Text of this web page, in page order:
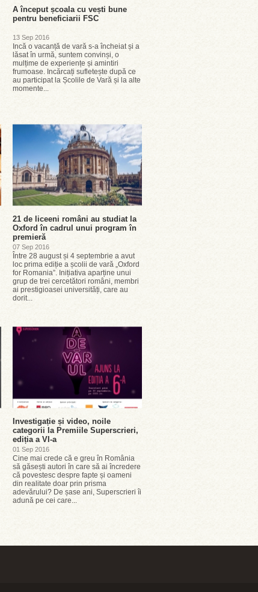
A început școala cu vești bune
pentru beneficiarii FSC
13 Sep 2016
Incă o vacanță de vară s-a încheiat și a
lăsat în urmă, suntem convinși, o
mulțime de experiențe și amintiri
frumoase. Incărcați sufletește după ce
au participat la Școlile de Vară și la alte
momente...
21 de liceeni români au studiat la
Oxford în cadrul unui program în
premieră
07 Sep 2016
Între 28 august și 4 septembrie a avut
loc prima ediție a școlii de vară „Oxford
for Romania”. Inițiativa aparține unui
grup de trei cercetători români, membri
ai prestigioasei universități, care au
dorit...
Investigație și video, noile
categorii la Premiile Superscrieri,
ediția a VI-a
01 Sep 2016
Cine mai crede că e greu în România
să găsești autori în care să ai încredere
că povestesc despre fapte și oameni
din realitate doar prin prisma
adevărului? De șase ani, Superscrieri îi
adună pe cei care...